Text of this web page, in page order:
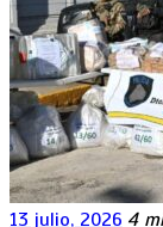
13 julio, 2026 4